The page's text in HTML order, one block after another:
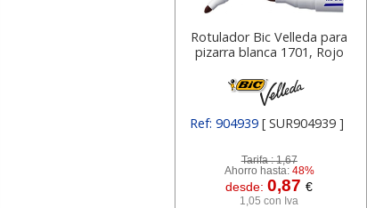
Rotulador Bic Velleda para
pizarra blanca 1701, Rojo
Ref: 904939 [ SUR904939 ]
Tarifa :1,67
Ahorro hasta: 48%
desde:0,87€
1,05 con Iva